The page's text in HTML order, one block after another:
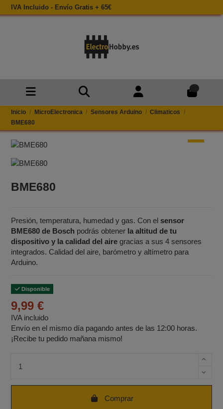
IVA Incluido - Envío Gratis + 65€
Inicio MicroElectronica Sensores Arduino
Climaticos
BME680
BME680
Presión, temperatura, humedad y gas. Con el sensor
BME680 de Bosch podrás obtener la altitud de tu
dispositivo y la calidad del aire gracias a sus 4 sensores
integrados. Calidad del aire, barómetro y altímetro para
Arduino.
Disponible
9,99 €
IVA incluido
Envío en el mismo día pagando antes de las 12:00 horas.
¡Recibe tu pedido mañana mismo!
Comprar